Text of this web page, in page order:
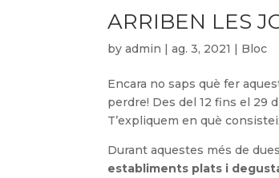
ARRIBEN LES
byadmin |ag. 3, 2021 | Bloc
Encara no saps què fer
perdre! Des del 12 fins el 29
T’expliquem en què
Durant aquestes més de
establiments plats i